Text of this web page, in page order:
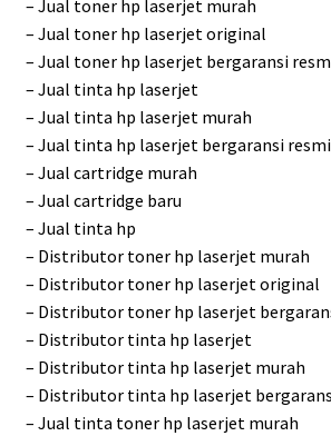
– Jual toner hp laserjet murah
– Jual toner hp laserjet original
– Jual toner hp laserjet bergaransi
– Jual tinta hp laserjet
– Jual tinta hp laserjet murah
– Jual tinta hp laserjet bergaransi resmi
– Jual cartridge murah
– Jual cartridge baru
– Jual tinta hp
– Distributor toner hp laserjet murah
– Distributor toner hp laserjet original
– Distributor toner hp laserjet
– Distributor tinta hp laserjet
– Distributor tinta hp laserjet murah
– Distributor tinta hp laserjet
– Jual tinta toner hp laserjet murah